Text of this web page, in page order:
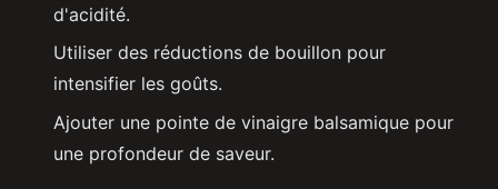
d'acidité.
Utiliser des réductions de bouillon pour
intensifier les goûts.
Ajouter une pointe de vinaigre balsamique pour
une profondeur de saveur.